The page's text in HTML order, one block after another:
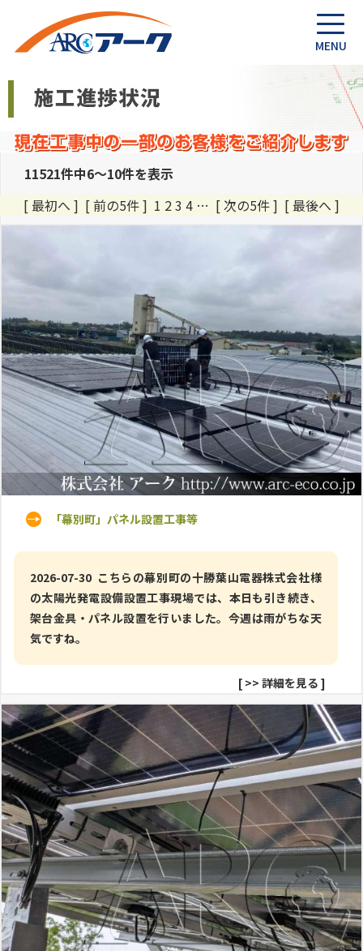
11521件中6～10件を表示
[ 最初へ ] [ 前の5件 ] 1 2 3 4 … [ 次の5件 ] [ 最後へ ]
「幕別町」パネル設置工事等
2026-07-30 こちらの幕別町の十勝葉山電器株式会社様
の太陽光発電設備設置工事現場では、本日も引き続き、
架台金具・パネル設置を行いました。今週は雨がちな天
気ですね。
[ >> 詳細を見る ]